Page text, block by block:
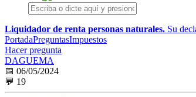
Liquidador de renta personas naturales. Su
PortadaPreguntasImpuestos
Hacer pregunta
DAGUEMA
📅 06/05/2024
💬 19